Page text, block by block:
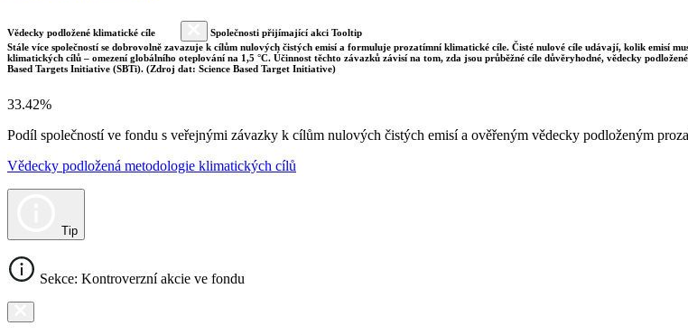
Vědecky podložené klimatické cíle
Společnosti přijímající akci Tooltip
Stále více společností se dobrovolně zavazuje k cílům nulových čistých emisí a formuluje prozatímní klimatické cíle. Čisté nulové cíle udávají, kolik emisí
klimatických cílů – omezení globálního oteplování na 1,5 °C. Účinnost těchto závazků závisí na tom, zda jsou průběžné cíle důvěryhodné, vědecky
Based Targets Initiative (SBTi). (Zdroj dat: Science Based Target Initiative)
33.42%
Podíl společností ve fondu s veřejnými závazky k cílům nulových čistých emisí a ověřeným vědecky podloženým
Vědecky podložená metodologie klimatických cílů
Tip
Sekce: Kontroverzní akcie ve fondu